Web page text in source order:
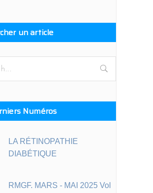
un article
Numéros
LA RÉTINOPATHIE
DIABÉTIQUE
RMGF. MARS - MAI 2025 Vol